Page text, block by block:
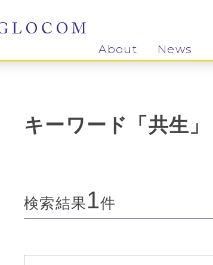
About News
キーワード「共生」
検索結果1件